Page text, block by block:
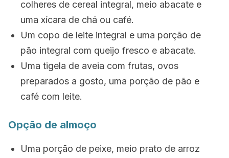
colheres de cereal integral, meio abacate e
uma xícara de chá ou café.
Um copo de leite integral e uma porção de
pão integral com queijo fresco e abacate.
Uma tigela de aveia com frutas, ovos
preparados a gosto, uma porção de pão e
café com leite.
Opção de almoço
Uma porção de peixe, meio prato de arroz